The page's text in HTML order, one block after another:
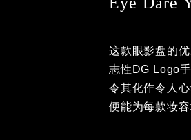
这款眼影盘的
志性DG Logo
令其化作令人
便能为每款妆容